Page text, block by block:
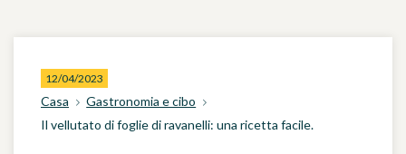
12/04/2023
Casa
Gastronomia e cibo
Il vellutato di foglie di ravanelli: una ricetta facile.